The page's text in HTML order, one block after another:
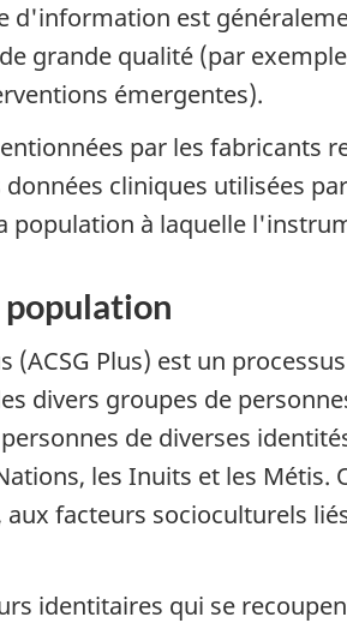
d'information est
grande qualité (par
émergentes).
par les fabricants
cliniques utilisées
à laquelle
Plus) est un
divers groupes de
de diverses
les Inuits et les
facteurs socioculturels
identitaires qui se